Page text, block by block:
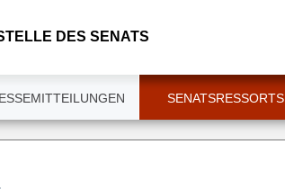
DES SENATS
SENATSRESSORTS